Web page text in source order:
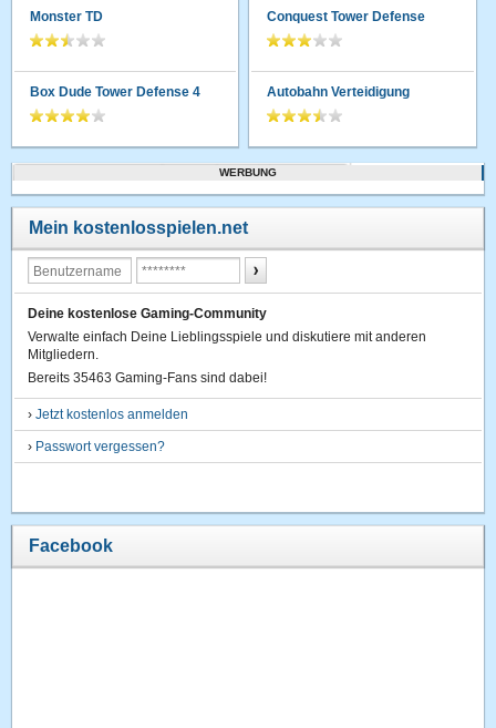
Monster TD
Box Dude Tower Defense 4
Conquest Tower Defense
Autobahn Verteidigung
WERBUNG
Mein kostenlosspielen.net
Deine kostenlose Gaming-Community
Verwalte einfach Deine Lieblingsspiele und diskutiere mit anderen
Mitgliedern.
Bereits 35463 Gaming-Fans sind dabei!
›Jetzt kostenlos anmelden
› Passwort vergessen?
Facebook